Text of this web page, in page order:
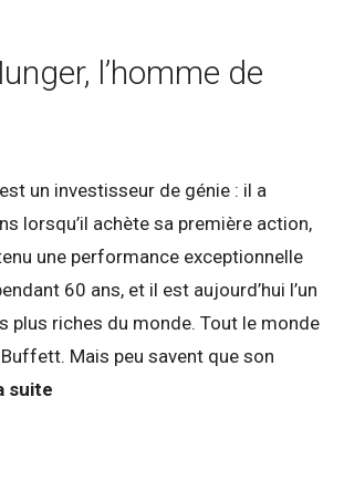
l’homme de
un investisseur de génie : il a
lorsqu’il achète sa première action,
une performance exceptionnelle
60 ans, et il est aujourd’hui l’un
plus riches du monde. Tout le monde
Mais peu savent que son
suite